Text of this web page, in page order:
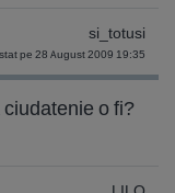
si_totusi
pe 28 August 2009 19:35
o fi?